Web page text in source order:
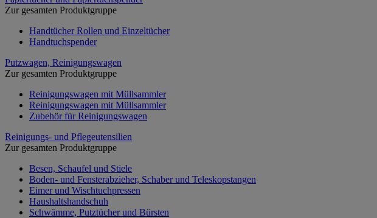
Zur gesamten Produktgruppe
Handtücher Rollen und Einzeltücher
Handtuchspender
Putzwagen, Reinigungswagen
Zur gesamten Produktgruppe
Reinigungswagen mit Müllsammler
Reinigungswagen mit Müllsammler
Zubehör für Reinigungswagen
Reinigungs- und Pflegeutensilien
Zur gesamten Produktgruppe
Besen, Schaufel und Stiele
Boden- und Fensterabzieher, Schaber und Teleskopstangen
Eimer und Wischtuchpressen
Haushaltshandschuh
Schwämme, Putztücher und Bürsten